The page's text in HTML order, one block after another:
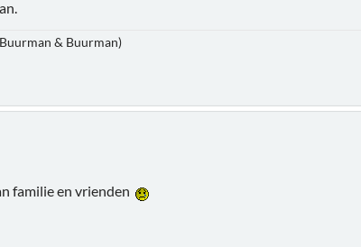
& Buurman)
familie en vrienden